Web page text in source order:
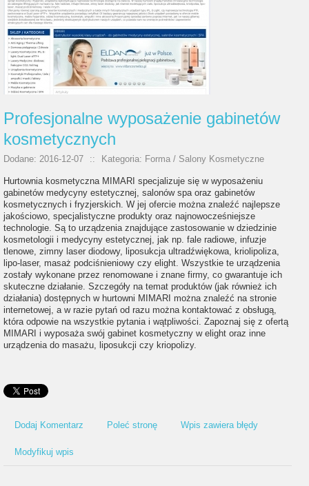
Profesjonalne wyposażenie gabinetów
kosmetycznych
Dodane: 2016-12-07 :: Kategoria: Forma / Salony Kosmetyczne
Hurtownia kosmetyczna MIMARI specjalizuje się w wyposażeniu
gabinetów medycyny estetycznej, salonów spa oraz gabinetów
kosmetycznych i fryzjerskich. W jej ofercie można znaleźć najlepsze
jakościowo, specjalistyczne produkty oraz najnowocześniejsze
technologie. Są to urządzenia znajdujące zastosowanie w dziedzinie
kosmetologii i medycyny estetycznej, jak np. fale radiowe, infuzje
tlenowe, zimny laser diodowy, liposukcja ultradźwiękowa, kriolipoliza,
lipo-laser, masaż podciśnieniowy czy elight. Wszystkie te urządzenia
zostały wykonane przez renomowane i znane firmy, co gwarantuje ich
skuteczne działanie. Szczegóły na temat produktów (jak również ich
działania) dostępnych w hurtowni MIMARI można znaleźć na stronie
internetowej, a w razie pytań od razu można kontaktować z obsługą,
która odpowie na wszystkie pytania i wątpliwości. Zapoznaj się z ofertą
MIMARI i wyposaża swój gabinet kosmetyczny w elight oraz inne
urządzenia do masażu, liposukcji czy kriopolizy.
Dodaj Komentarz Poleć stronę Wpis zawiera błędy
Modyfikuj wpis